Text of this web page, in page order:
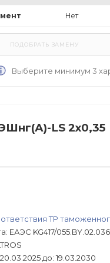
Нет
Выберите минимум 3
LS 2х0,35
ТР
ЕАЭС KG417/
до: 19.03.2030